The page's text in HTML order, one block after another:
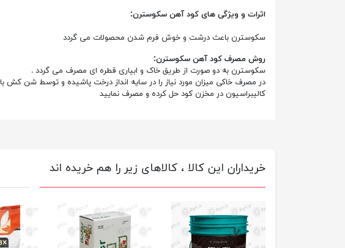
اثرات و ویژگی های کود آهن سکوسترن:
سکوسترن باعث درشت و خوش فرم شدن محصولات می گردد
روش مصرف کود آهن سکوسترن:
سکوسترن به دو صورت از طریق خاک و ابیاری قطره ای مصرف می گردد .
در مصرف خاکی میزان مورد نیاز را در سایه انداز درخت پاشیده و توسط شن کش
کالیبراسیون در مخزن کود حل کرده و مصرف نمایید
خریداران این کالا ، کالاهای زیر را هم خریده اند